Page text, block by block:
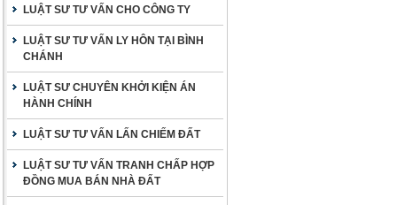
LUẬT SƯ TƯ VẤN CHO CÔNG TY
LUẬT SƯ TƯ VẤN LY HÔN TẠI BÌNH
CHÁNH
LUẬT SƯ CHUYÊN KHỞI KIỆN ÁN
HÀNH CHÍNH
LUẬT SƯ TƯ VẤN LẤN CHIẾM ĐẤT
LUẬT SƯ TƯ VẤN TRANH CHẤP HỢP
ĐỒNG MUA BÁN NHÀ ĐẤT